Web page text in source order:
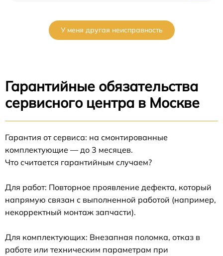
У меня другая неисправность
Гарантийные обязательства
сервисного центра в Москве
Гарантия от сервиса: на смонтированные
комплектующие — до 3 месяцев.
Что считается гарантийным случаем?
Для работ: Повторное проявление дефекта, который
напрямую связан с выполненной работой (например,
некорректный монтаж запчасти).
Для комплектующих: Внезапная поломка, отказ в
работе или техническим параметрам при